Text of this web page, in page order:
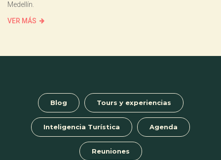
Medellín.
VER MÁS
Blog Tours y experiencias
Inteligencia Turística Agenda
Reuniones